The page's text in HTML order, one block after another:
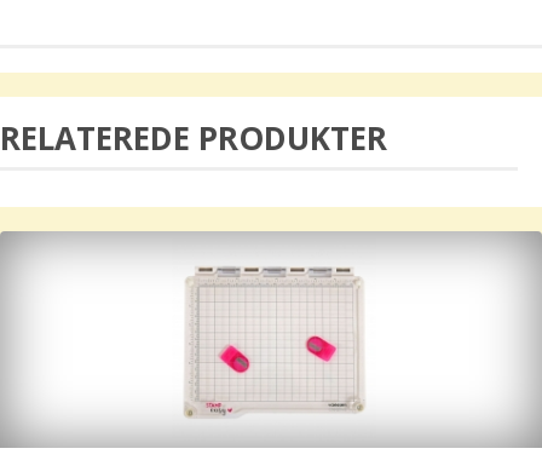
RELATEREDE PRODUKTER